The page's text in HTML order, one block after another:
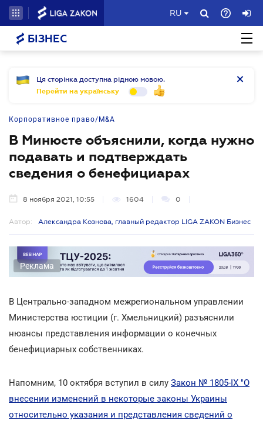
RU
БІЗНЕС
Ця сторінка доступна рідною мовою.
Перейти на українську
Корпоративное право/M&A
В Минюсте объяснили, когда нужно
подавать и подтверждать
сведения о бенефициарах
8 ноября 2021, 10:55 1604 0
Автор: Александра Кознова, главный редактор LIGA ZAKON Бизнес
Реклама
В Центрально-западном межрегиональном управлении
Министерства юстиции (г. Хмельницкий) разъяснили
нюансы представления информации о конечных
бенефициарных собственниках.
Напомним, 10 октября вступил в силу Закон № 1805-IX "О
внесении изменений в некоторые законы Украины
относительно указания и представления сведений о